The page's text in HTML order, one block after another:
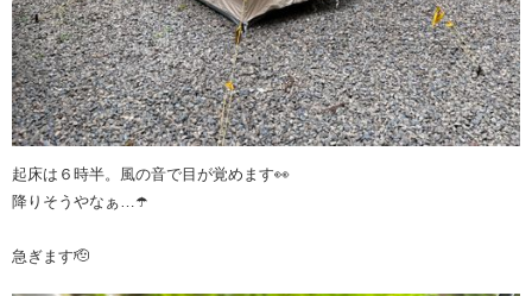
起床は６時半。風の音で目が覚めます👀
降りそうやなぁ…☂️
急ぎます🫡